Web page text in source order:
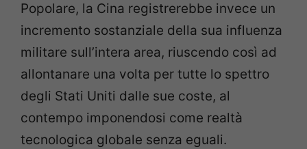
Popolare, la Cina registrerebbe invece un
incremento sostanziale della sua influenza
militare sull’intera area, riuscendo così ad
allontanare una volta per tutte lo spettro
degli Stati Uniti dalle sue coste, al
contempo imponendosi come realtà
tecnologica globale senza eguali.